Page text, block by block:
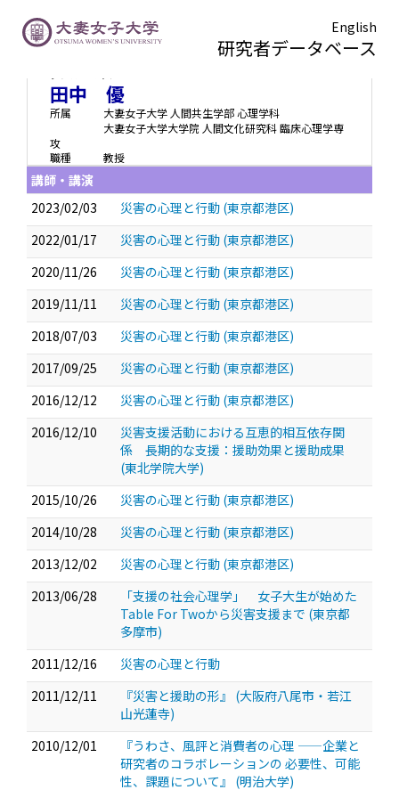
English
研究者データベース
田中 優
所属
大妻女子大学 人間共生学部 心理学科
大妻女子大学大学院 人間文化研究科 臨床心理学専
攻
職種
教授
講師・講演
2023/02/03
災害の心理と行動 (東京都港区)
2022/01/17
災害の心理と行動 (東京都港区)
2020/11/26
災害の心理と行動 (東京都港区)
2019/11/11
災害の心理と行動 (東京都港区)
2018/07/03
災害の心理と行動 (東京都港区)
2017/09/25
災害の心理と行動 (東京都港区)
2016/12/12
災害の心理と行動 (東京都港区)
2016/12/10
災害支援活動における互恵的相互依存関
係 長期的な支援：援助効果と援助成果
(東北学院大学)
2015/10/26
災害の心理と行動 (東京都港区)
2014/10/28
災害の心理と行動 (東京都港区)
2013/12/02
災害の心理と行動 (東京都港区)
2013/06/28
「支援の社会心理学」 女子大生が始めた
Table For Twoから災害支援まで (東京都
多摩市)
2011/12/16
災害の心理と行動
2011/12/11
『災害と援助の形』 (大阪府八尾市・若江
山光蓮寺)
2010/12/01
『うわさ、風評と消費者の心理 ——企業と
研究者のコラボレーションの 必要性、可能
性、課題について』 (明治大学)